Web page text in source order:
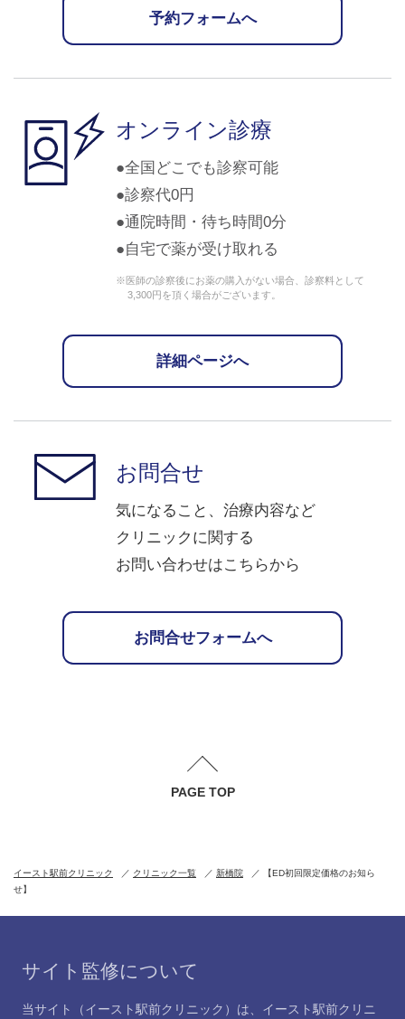
予約フォームへ
オンライン診療
全国どこでも診察可能
診察代0円
通院時間・待ち時間0分
自宅で薬が受け取れる
※医師の診察後にお薬の購入がない場合、診察料として
3,300円を頂く場合がございます。
詳細ページへ
お問合せ
気になること、治療内容など
クリニックに関する
お問い合わせはこちらから
お問合せフォームへ
PAGE TOP
イースト駅前クリニック クリニック一覧 新橋院
【ED初回限定価格のお知ら
せ】
サイト監修について
当サイト（イースト駅前クリニック）は、イースト駅前クリニ